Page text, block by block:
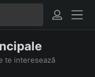
te interesează